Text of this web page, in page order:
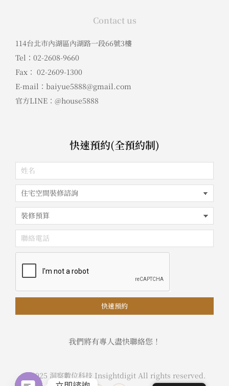
Contact us
114台北市內湖區內湖路一段66號3樓
Tel：02-2608-9660
Fax： 02-2609-1300
E-mail：baiyue5888@gmail.com
官方LINE：@house5888
快速預約(全預約制)
快速預約
我們將有專人盡快聯絡您！
© 2025 洞察數位科技 Insightdigit All rights reserved.